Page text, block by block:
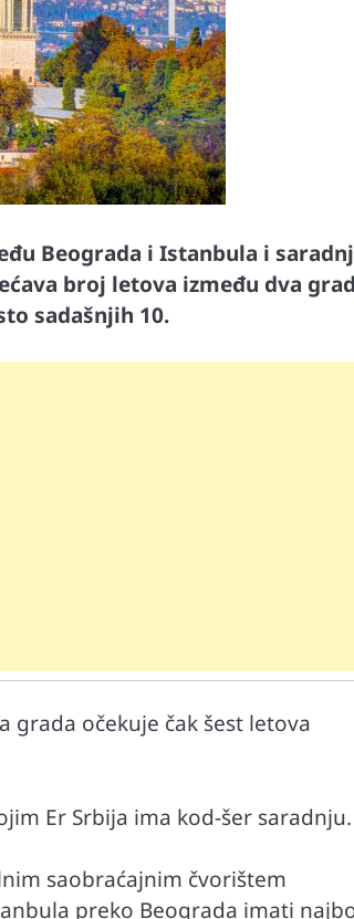
Beograda i Istanbula i
broj letova između dva
sadašnjih 10.
grada očekuje čak šest letova
Er Srbija ima kod-šer saradnju.
saobraćajnim čvorištem
preko Beograda imati
poslastice, ali umereno!